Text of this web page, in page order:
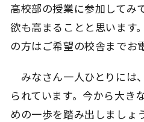
高校部の授業に参加してみ
欲も高まることと思います
の方はご希望の校舎までお
みなさん一人ひとりには
られています。今から大き
めの一歩を踏み出しましょう